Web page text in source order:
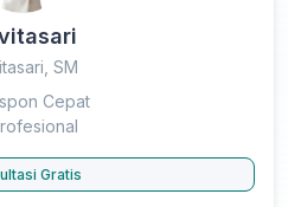
SM
Cepat
Gratis